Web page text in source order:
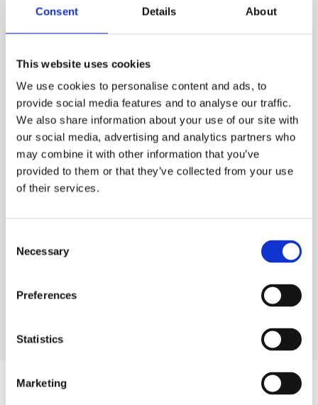
Consent Details About
This website uses cookies
We use cookies to personalise content and ads, to
provide social media features and to analyse our traffic.
We also share information about your use of our site with
our social media, advertising and analytics partners who
may combine it with other information that you’ve
provided to them or that they’ve collected from your use
of their services.
Selection
Necessary
Preferences
Statistics
Marketing
SISTEMAS DE DESINFECÇÃO UV PARA
CANAL ABERTO (PP)
O CANAL ABERTO PP é projetado para
ambientes salinos e…
Saiba mais
Os
Veja todos os nossos produtos